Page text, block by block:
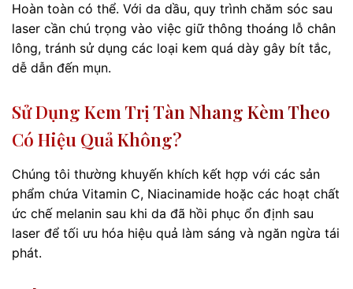
Hoàn toàn có thể. Với da dầu, quy trình chăm sóc sau
laser cần chú trọng vào việc giữ thông thoáng lỗ chân
lông, tránh sử dụng các loại kem quá dày gây bít tắc,
dễ dẫn đến mụn.
Sử Dụng Kem Trị Tàn Nhang Kèm Theo
Có Hiệu Quả Không?
Chúng tôi thường khuyến khích kết hợp với các sản
phẩm chứa Vitamin C, Niacinamide hoặc các hoạt chất
ức chế melanin sau khi da đã hồi phục ổn định sau
laser để tối ưu hóa hiệu quả làm sáng và ngăn ngừa tái
phát.